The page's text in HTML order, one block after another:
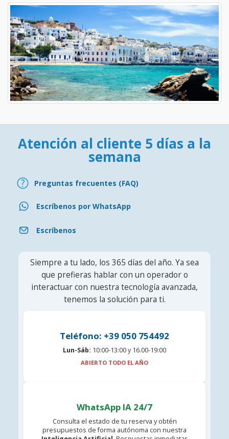
Atención al cliente 5 días a la
semana
Preguntas frecuentes (FAQ)
Escríbenos por WhatsApp
Escríbenos
Siempre a tu lado, los 365 días del año. Ya sea
que prefieras hablar con un operador o
interactuar con nuestra tecnología avanzada,
tenemos la solución para ti.
Teléfono: +39 050 754492
Lun-Sáb: 10:00-13:00 y 16.00-19:00
ABIERTO TODO EL AÑO
WhatsApp IA 24/7
Consulta el estado de tu reserva y obtén
presupuestos de forma autónoma con nuestra